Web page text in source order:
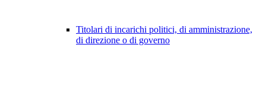
Titolari di incarichi politici, di amministrazione,
di direzione o di governo